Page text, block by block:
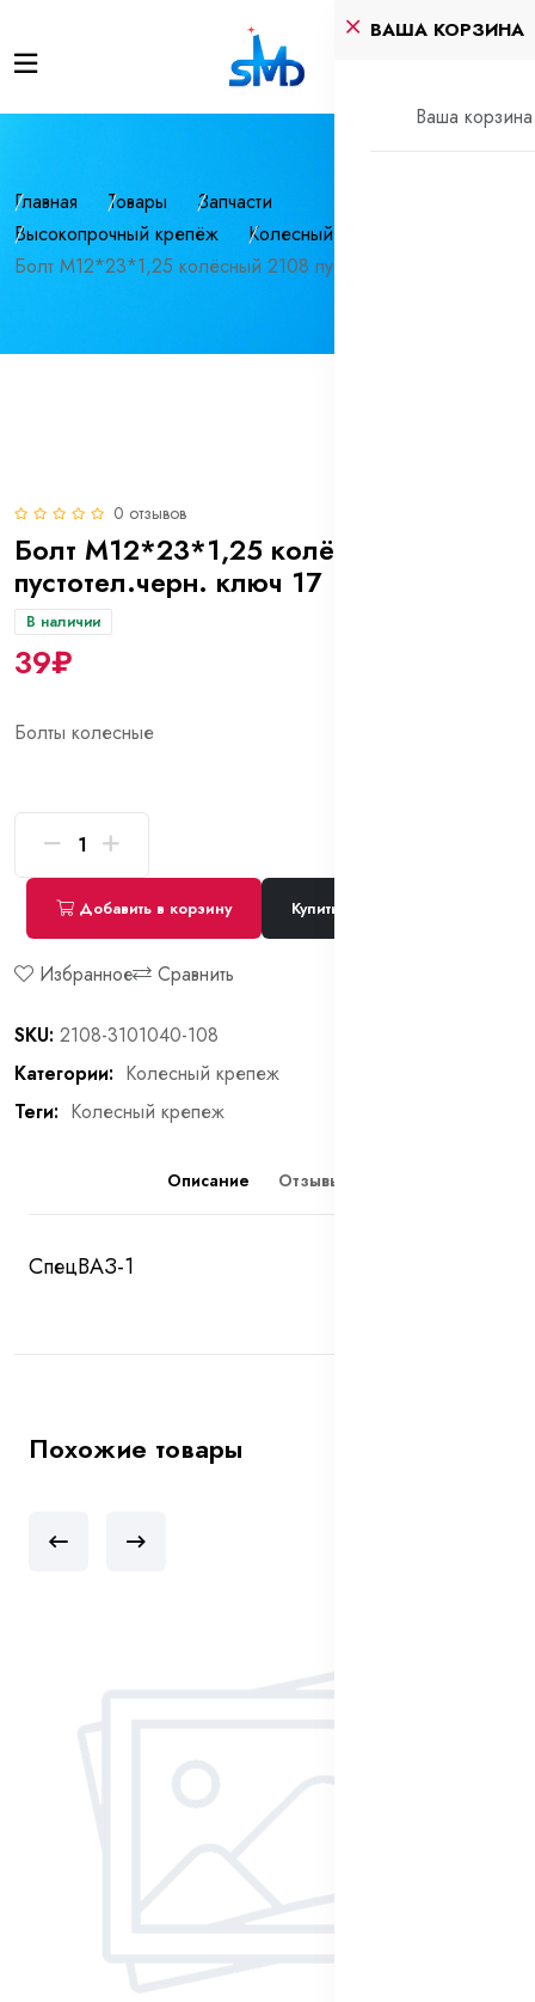
ВАША КОРЗИНА
Ваша корзина
Главная Товары
Запчасти
Высокопрочный крепёж
Колесный крепеж
Болт М12*23*1,25 колёсный 2108 пустотел.черн. ключ 17
0 отзывов
Болт М12*23*1,25 колёсный 2108
пустотел.черн. ключ 17
В наличии
39₽
Болты колесные
Добавить в корзину Купить сейчас
Избранное Сравнить
SKU: 2108-3101040-108
Категории: Колесный крепеж
Теги: Колесный крепеж
Описание Отзывы (0)
СпецВАЗ-1
Похожие товары